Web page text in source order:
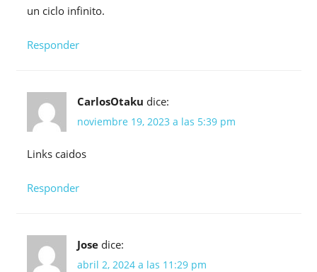
un ciclo infinito.
Responder
CarlosOtaku dice:
noviembre 19, 2023 a las 5:39 pm
Links caidos
Responder
Jose dice:
abril 2, 2024 a las 11:29 pm